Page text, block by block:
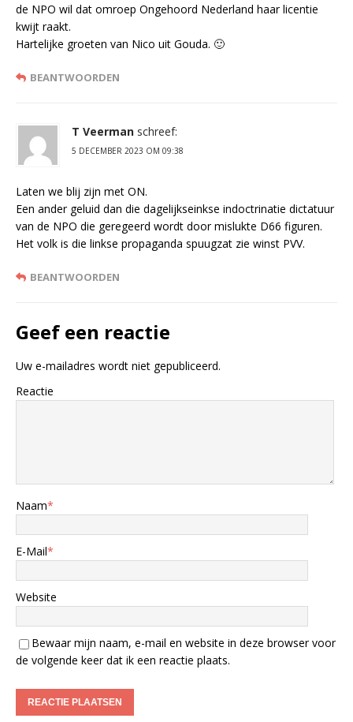
de NPO wil dat omroep Ongehoord Nederland haar licentie
kwijt raakt.
Hartelijke groeten van Nico uit Gouda. 🙂
BEANTWOORDEN
T Veerman schreef:
5 DECEMBER 2023 OM 09:38
Laten we blij zijn met ON.
Een ander geluid dan die dagelijkseinkse indoctrinatie dictatuur
van de NPO die geregeerd wordt door mislukte D66 figuren.
Het volk is die linkse propaganda spuugzat zie winst PVV.
BEANTWOORDEN
Geef een reactie
Uw e-mailadres wordt niet gepubliceerd.
Reactie
Naam*
E-Mail*
Website
Bewaar mijn naam, e-mail en website in deze browser voor
de volgende keer dat ik een reactie plaats.